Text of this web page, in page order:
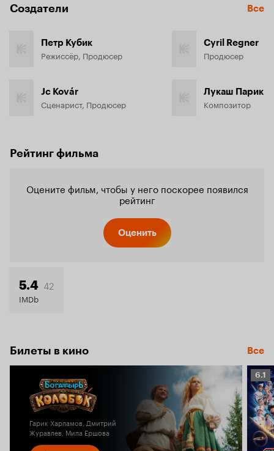
Создатели Все
Петр Кубик
Режиссёр, Продюсер
Jc Kovár
Сценарист, Продюсер
Cyril Regner
Продюсер
Лукаш Парик
Композитор
Рейтинг фильма
Оцените фильм, чтобы у него поскорее появился
рейтинг
Оценить
5.4 42
IMDb
Билеты в кино Все
Гарик Харламов, Дмитрий
Журавлев, Мила Ершова
6.1
6.1